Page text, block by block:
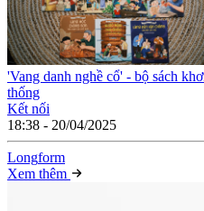
'Vang danh nghề cổ' - bộ sách
thống
Kết nối
18:38 - 20/04/2025
Longform
Xem thêm